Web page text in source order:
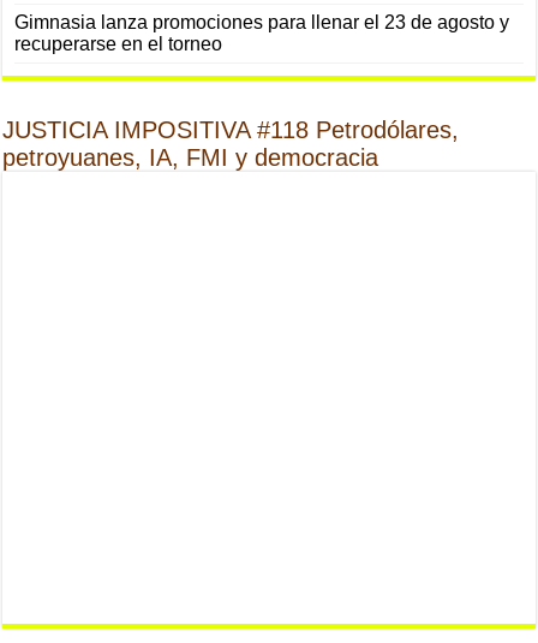
Gimnasia lanza promociones para llenar el 23 de agosto y
recuperarse en el torneo
JUSTICIA IMPOSITIVA #118 Petrodólares,
petroyuanes, IA, FMI y democracia